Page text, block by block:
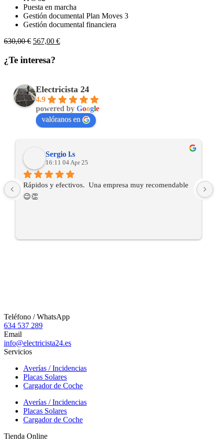
Puesta en marcha
Gestión documental Plan Moves 3
Gestión documental financiera
630,00€ El
original
567,00 €El
¿Te interesa?
Electricista 24
4.9
powered by Google
valóranos en
Sergio l.s
16:11 04 Apr 25
Rápidos y efectivos.  Una empresa muy recomendable
😉👏
Teléfono / WhatsApp
634 537 289
Email
info@electricista24.es
Servicios
Averías / Incidencias
Placas Solares
Cargador de Coche
Averías / Incidencias
Placas Solares
Cargador de Coche
Tienda Online